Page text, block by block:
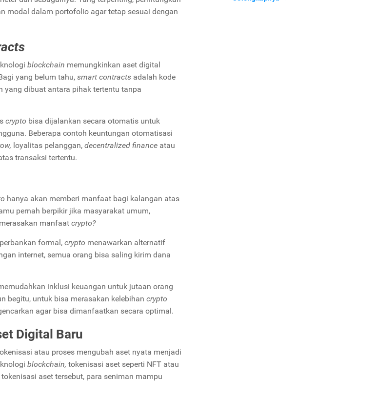
modal dalam portofolio agar tetap sesuai dengan
blockchain memungkinkan aset digital
yang belum tahu, smart contracts adalah kode
yang dibuat antara pihak tertentu tanpa
crypto bisa dijalankan secara otomatis untuk
Beberapa contoh keuntungan otomatisasi
loyalitas pelanggan, decentralized finance atau
transaksi tertentu.
hanya akan memberi manfaat bagi kalangan atas
pernah berpikir jika masyarakat umum,
manfaat crypto?
formal, crypto menawarkan alternatif
internet, semua orang bisa saling kirim dana
inklusi keuangan untuk jutaan orang
begitu, untuk bisa merasakan kelebihan crypto
agar bisa dimanfaatkan secara optimal.
Digital Baru
atau proses mengubah aset nyata menjadi
blockchain, tokenisasi aset seperti NFT atau
aset tersebut, para seniman mampu